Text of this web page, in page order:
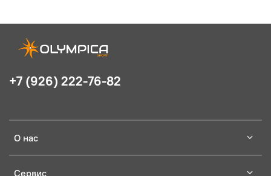
О нас
Сервис
+7 (926) 222-76-82